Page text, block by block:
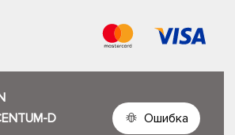
D
Ошибка